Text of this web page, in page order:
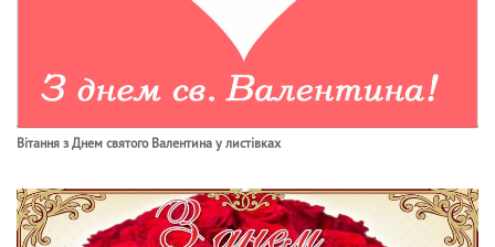
Вітання з Днем святого Валентина у листівках